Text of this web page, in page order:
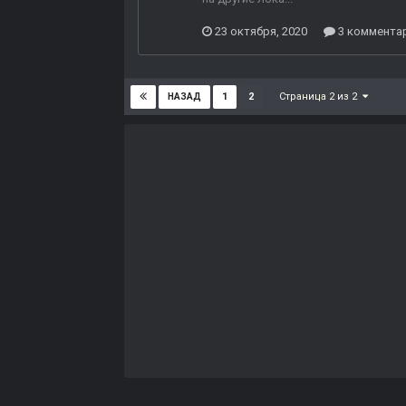
23 октября, 2020 3
НАЗАД 1 2 Страница 2 из 2